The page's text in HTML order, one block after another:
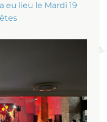
eu lieu le Mardi 19